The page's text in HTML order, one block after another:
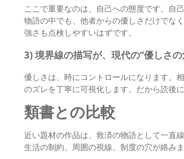
ここで重要なのは、自己への態度です。
物語の中でも、他者からの優しさだけでな
強さも点検しやすいはずです。
3) 境界線の描写が、現代の“優しさ
優しさは、時にコントロールになります。
のズレを丁寧に可視化します。だから読後
類書との比較
近い題材の作品は、救済の物語として一直
生活の制約、周囲の視線、制度の穴が絡み